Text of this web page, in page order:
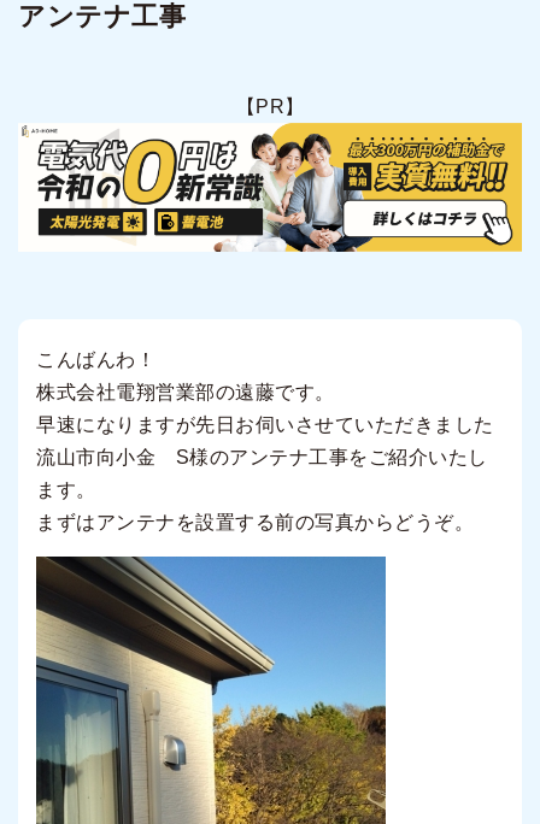
アンテナ工事
【PR】
こんばんわ！
株式会社電翔営業部の遠藤です。
早速になりますが先日お伺いさせていただきました
流山市向小金 S様のアンテナ工事をご紹介いたし
ます。
まずはアンテナを設置する前の写真からどうぞ。